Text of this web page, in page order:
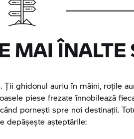
MAI
Ții ghidonul auriu în mâini, roțile
piese frezate înnobilează
pornești spre noi destinații.
depășește așteptările: